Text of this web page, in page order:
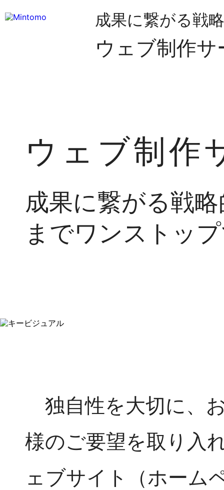
成果に繋がる戦
ウェブ制作サ
ウェブ制作
成果に繋がる戦
までワンストッ
独自性を大切に、
様のご要望を取り入
ェブサイト（ホーム